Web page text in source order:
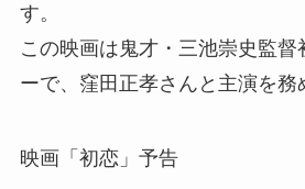
す。
この映画は鬼才・三池崇史監督
ーで、窪田正孝さんと主演を務
映画「初恋」予告